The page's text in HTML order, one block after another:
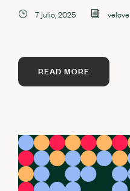
7 julio, 2025 velove
READ MORE